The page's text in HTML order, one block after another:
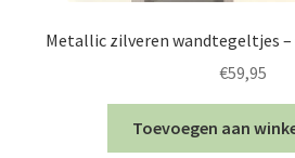
Metallic zilveren wandtegeltjes –
€59,95
Toevoegen aan